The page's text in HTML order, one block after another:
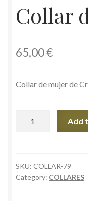
Collar
65,00€
Collar de mujer de
Add
SKU: COLLAR-79
Category: COLLARES